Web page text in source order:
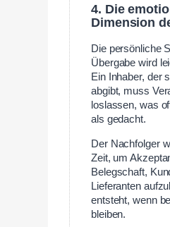
4. Die
Dimension
Die persönliche
Übergabe wird
Ein Inhaber, der
abgibt, muss
loslassen, was
als gedacht.
Der Nachfolger
Zeit, um
Belegschaft,
Lieferanten
entsteht, wenn
bleiben.